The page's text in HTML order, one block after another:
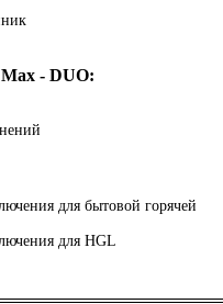
- DUO:
для бытовой горячей
для HGL